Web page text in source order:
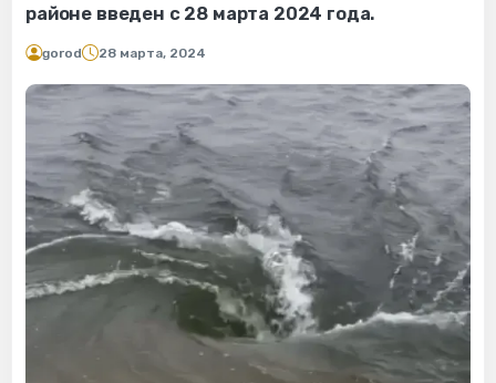
районе введен с 28 марта 2024 года.
gorod 28 марта, 2024